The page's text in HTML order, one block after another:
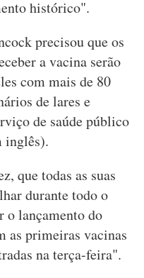
histórico".
precisou que os
a vacina serão
com mais de 80
de lares e
de saúde público
inglês).
que todas as suas
durante todo o
o lançamento do
as primeiras vacinas
na terça-feira".